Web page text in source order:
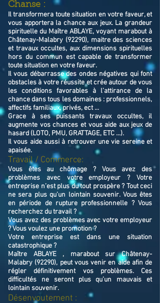
Chanse :
Il transformera toute situation en votre faveur, et
vous apportera la chance aux jeux. La grandeur
spirituelle du Maître ABLAYE, voyant marabout à
Châtenay-Malabry (92290), maitre des sciences
et travaux occultes, aux dimensions spirituelles
hors du commun est capable de transformer
toute situation en votre faveur.
Il vous débarrasse des ondes négatives qui font
obstacles à votre réussite et crée autour de vous
les conditions favorables à l’attirance de la
chance dans tous les domaines : professionnels,
affectifs familiaux, privés, ect ...
Grace à ses puissants travaux occultes, il
augmente vos chances et vous aide aux jeux de
hasard (LOTO, PMU, GRATTAGE, ETC ...).
Il vous aide aussi à retrouver une vie sereine et
apaisée.
Travail / Commerce:
Vous êtes au chômage ? Vous avez des
problèmes avec votre employeur ? Votre
entreprise n’est plus du tout prospère ? Tout ceci
ne sera plus qu’un lointain souvenir. Vous êtes
en période de rupture professionnelle ? Vous
recherchez du travail ?
Vous avez des problèmes avec votre employeur
? Vous voulez une promotion ?
Votre entreprise est dans une situation
catastrophique ?
Maître ABLAYE , marabout sur Châtenay-
Malabry (92290), peut vous venir en aide afin de
régler définitivement vos problèmes. Ces
difficultés ne seront plus qu’un mauvais et
lointain souvenir.
Désenvoutement :